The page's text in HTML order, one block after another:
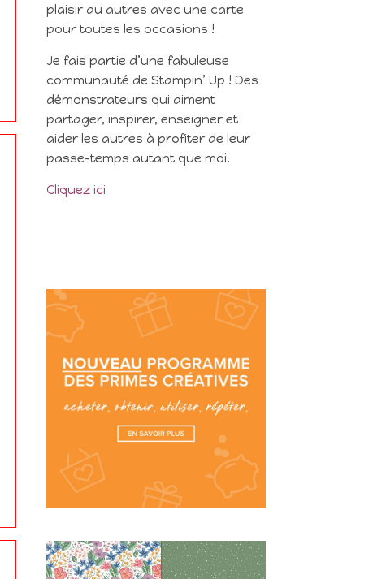
plaisir au autres avec une carte
pour toutes les occasions !
Je fais partie d’une fabuleuse
communauté de Stampin’ Up ! Des
démonstrateurs qui aiment
partager, inspirer, enseigner et
aider les autres à profiter de leur
passe-temps autant que moi.
Cliquez ici